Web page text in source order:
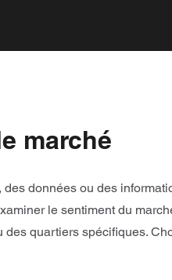
marché
données ou des
le sentiment du
quartiers spécifiques.